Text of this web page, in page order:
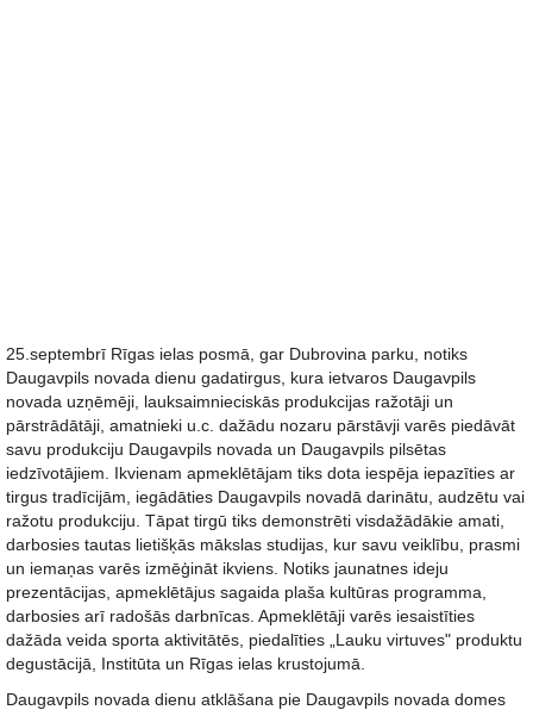
25.septembrī Rīgas ielas posmā, gar Dubrovina parku, notiks
Daugavpils novada dienu gadatirgus, kura ietvaros Daugavpils
novada uzņēmēji, lauksaimnieciskās produkcijas ražotāji un
pārstrādātāji, amatnieki u.c. dažādu nozaru pārstāvji varēs piedāvāt
savu produkciju Daugavpils novada un Daugavpils pilsētas
iedzīvotājiem. Ikvienam apmeklētājam tiks dota iespēja iepazīties ar
tirgus tradīcijām, iegādāties Daugavpils novadā darinātu, audzētu vai
ražotu produkciju. Tāpat tirgū tiks demonstrēti visdažādākie amati,
darbosies tautas lietišķās mākslas studijas, kur savu veiklību, prasmi
un iemaņas varēs izmēģināt ikviens. Notiks jaunatnes ideju
prezentācijas, apmeklētājus sagaida plaša kultūras programma,
darbosies arī radošās darbnīcas. Apmeklētāji varēs iesaistīties
dažāda veida sporta aktivitātēs, piedalīties „Lauku virtuves" produktu
degustācijā, Institūta un Rīgas ielas krustojumā.
Daugavpils novada dienu atklāšana pie Daugavpils novada domes